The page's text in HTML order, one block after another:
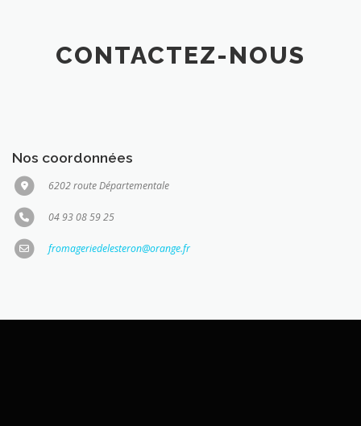
CONTACTEZ-NOUS
Nos coordonnées
6202 route Départementale
04 93 08 59 25
fromageriedelesteron@orange.fr